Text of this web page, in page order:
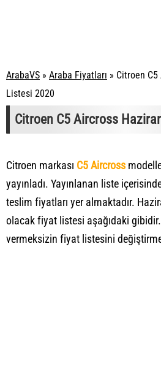
ArabaVS » Araba Fiyatları » Citroen
Listesi 2020
Citroen C5 Aircross
Citroen markası C5 Aircross
yayınladı. Yayınlanan liste
teslim fiyatları yer almaktadır.
olacak fiyat listesi aşağıdaki
vermeksizin fiyat listesini